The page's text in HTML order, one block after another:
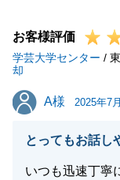
お客様評価
学芸大学センター /
却
A様
A様 2025年7
とってもお話し
いつも迅速丁寧